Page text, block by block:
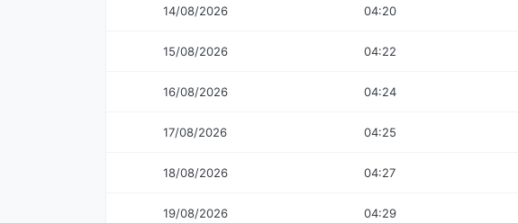
14/08/2026 04:20
15/08/2026 04:22
16/08/2026 04:24
17/08/2026 04:25
18/08/2026 04:27
19/08/2026 04:29